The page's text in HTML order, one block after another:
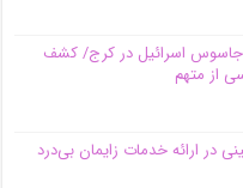
جاسوس اسرائیل در کرج/‌ کشف
از متهم